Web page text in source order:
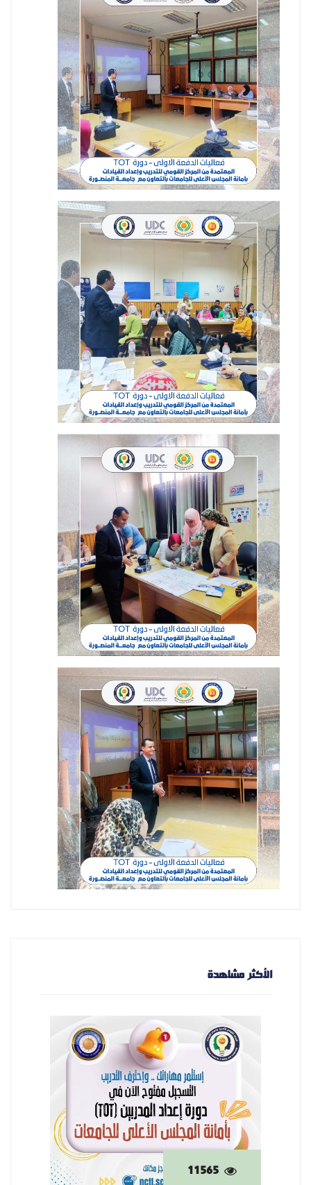
الأكثر مشاهدة
11565